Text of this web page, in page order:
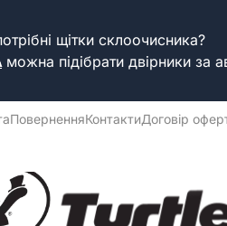
щітки склоочисника?
можна підібрати двірники за
ПоверненняКонтактиДоговір